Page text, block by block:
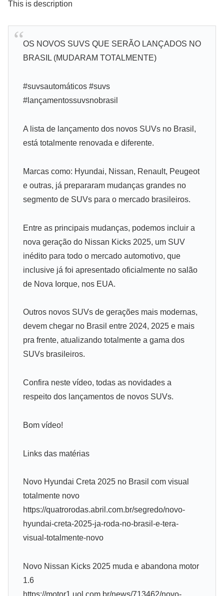
This is description
OS NOVOS SUVS QUE SERÃO LANÇADOS NO
BRASIL (MUDARAM TOTALMENTE)
#suvsautomáticos #suvs
#lançamentossuvsnobrasil
A lista de lançamento dos novos SUVs no Brasil,
está totalmente renovada e diferente.
Marcas como: Hyundai, Nissan, Renault, Peugeot
e outras, já prepararam mudanças grandes no
segmento de SUVs para o mercado brasileiros.
Entre as principais mudanças, podemos incluir a
nova geração do Nissan Kicks 2025, um SUV
inédito para todo o mercado automotivo, que
inclusive já foi apresentado oficialmente no salão
de Nova Iorque, nos EUA.
Outros novos SUVs de gerações mais modernas,
devem chegar no Brasil entre 2024, 2025 e mais
pra frente, atualizando totalmente a gama dos
SUVs brasileiros.
Confira neste vídeo, todas as novidades a
respeito dos lançamentos de novos SUVs.
Bom vídeo!
Links das matérias
Novo Hyundai Creta 2025 no Brasil com visual
totalmente novo
https://quatrorodas.abril.com.br/segredo/novo-
hyundai-creta-2025-ja-roda-no-brasil-e-tera-
visual-totalmente-novo
Novo Nissan Kicks 2025 muda e abandona motor
1.6